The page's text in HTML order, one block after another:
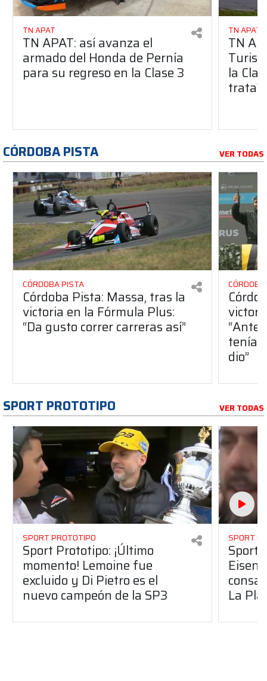
TN APAT
TN APAT: así avanza el
armado del Honda de Pernía
para su regreso en la Clase 3
TN APAT
TN
la
trata?
CÓRDOBA PISTA VER TODAS
CÓRDOBA PISTA
Córdoba Pista: Massa, tras la
victoria en la Fórmula Plus:
“Da gusto correr carreras así”
dio”
SPORT PROTOTIPO VER TODAS
SPORT PROTOTIPO
Sport Prototipo: ¡Último
momento! Lemoine fue
excluido y Di Pietro es el
nuevo campeón de la SP3
SPORT
Sport
La